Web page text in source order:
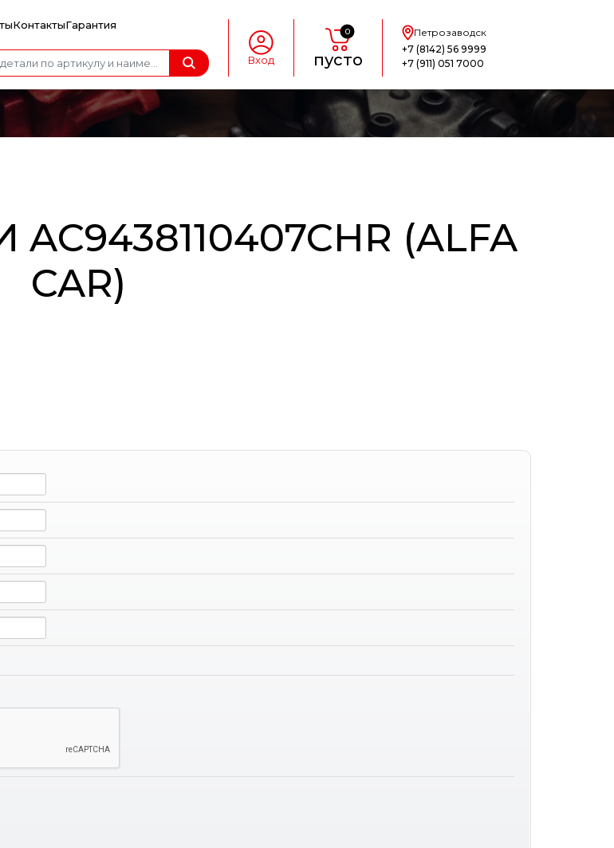
КонтактыГарантия
Вход
0
пусто
Петрозаводск
+7 (8142) 56 9999
+7 (911) 051 7000
(ALFA
CAR)